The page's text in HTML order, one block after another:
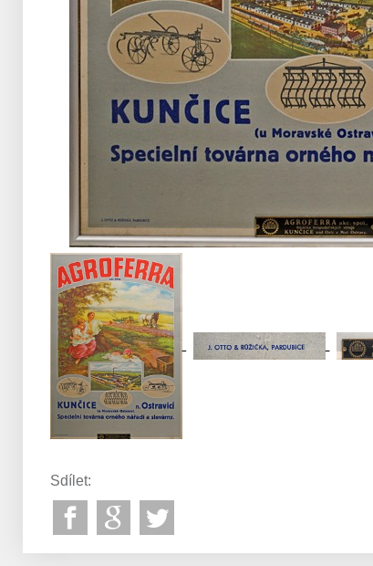
Sdílet: